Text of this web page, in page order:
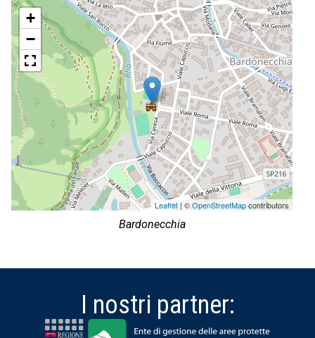
+
−
Leaflet| ©OpenStreetMapcontributors
Bardonecchia
I nostri partner: